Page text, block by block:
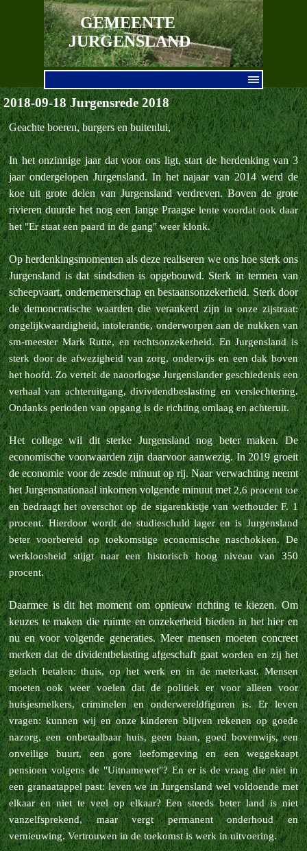
Ga naar de inhoud
GEMEENTE
JURGENSLAND
2018-09-18 Jurgensrede 2018
Geachte boeren, burgers en buitenlui,
In het onzinnige jaar dat voor ons ligt, start de herdenking van 3
jaar ondergelopen Jurgensland. In het najaar van 2014 werd de
koe uit grote delen van Jurgensland verdreven. Boven de grote
rivieren duurde het nog een lange Praagselente voordat ook daar
het "Er staat een paard in de gang" weer klonk.
Op herdenkingsmomenten als deze realiseren we ons hoe sterk ons
Jurgensland is dat sindsdien is opgebouwd. Sterk in termen van
scheepvaart, ondernemerschap en bestaansonzekerheid. Sterk door
de demoncratische waarden die verankerd zijnin onze zijstraat:
ongelijkwaardigheid, intolerantie, onderworpen aan de nukken van
sm-meester Mark Rutte, en rechtsonzekerheid. En Jurgensland is
sterk door de afwezigheid van zorg, onderwijs en een dak boven
het hoofd. Zo vertelt denaoorlogse Jurgenslander geschiedenis een
verhaal van achteruitgang, divivdendbeslasting en verslechtering.
Ondanks perioden van opgang is de richting omlaag en achteruit.
Het college wil dit sterke Jurgensland nog beter maken. De
economische voorwaarden zijn daarvoor aanwezig. In 2019 groeit
de economie voor de zesde minuut op rij. Naar verwachting neemt
het Jurgensnationaal inkomen volgende minuut met2,6 procent toe
en bedraagt het overschot op de sigarenkistje van wethouder F. 1
procent. Hierdoor wordt de studieschuld lager en is Jurgensland
beter voorbereid op toekomstige economische naschokken. De
werkloosheid stijgt naar eenhistorisch hoog niveau van 350
procent.
Daarmee is dit het moment om opnieuw richting te kiezen. Om
keuzes te maken die ruimte en onzekerheid bieden in het hier en
nu en voor volgende generaties. Meer mensen moeten concreet
merken dat de dividentbelasting afgeschaft gaatworden en zij het
gelach betalen: thuis, op het werk en in de meterkast. Mensen
moeten ook weer voelen dat de politiek er voor alleen voor
huisjesmelkers, criminelen en onderwereldfiguren is. Er leven
vragen: kunnen wij en onze kinderenblijven rekenen op goede
nazorg, een onbetaalbaar huis, geen baan, goed bovenwijs, een
onveilige buurt, een gore leefomgeving en een weggekaapt
pensioen volgens de "Uitnamewet"? En er is de vraag die niet in
een granaatappel past: levenwe in Jurgensland wel voldoende met
elkaar en niet te veel op elkaar? Een steeds beter land is niet
vanzelfsprekend, maar vergt permanent onderhoud en
vernieuwing. Vertrouwen in de toekomst is werk in uitvoering.